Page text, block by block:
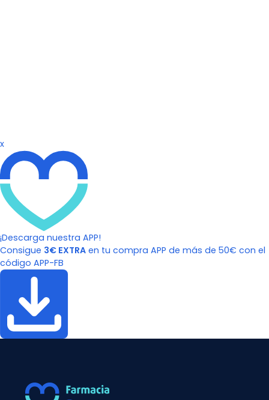
x
¡Descarga nuestra APP!
Consigue 3€ EXTRA en tu compra APP de más de 50€ con el
código APP-FB